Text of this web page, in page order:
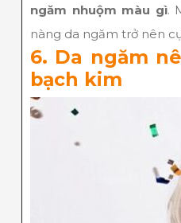
ngăm nhuộm màu gì.
nàng da ngăm trở nên
6. Da ngăm
bạch kim